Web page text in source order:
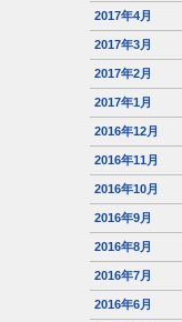
2017年4月
2017年3月
2017年2月
2017年1月
2016年12月
2016年11月
2016年10月
2016年9月
2016年8月
2016年7月
2016年6月